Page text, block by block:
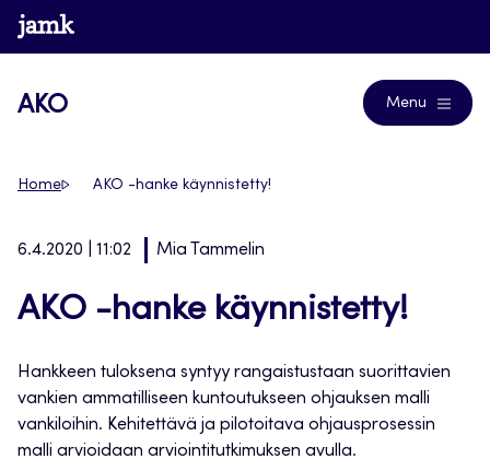
Siirry
suoraan
www.jamk.fi
AKO Menu
Home AKO -hanke käynnistetty!
6.4.2020 | 11:02 Mia Tammelin
AKO -hanke käynnistetty!
Hankkeen tuloksena syntyy rangaistustaan suorittavien
vankien ammatilliseen kuntoutukseen ohjauksen malli
vankiloihin. Kehitettävä ja pilotoitava ohjausprosessin
malli arvioidaan arviointitutkimuksen avulla.